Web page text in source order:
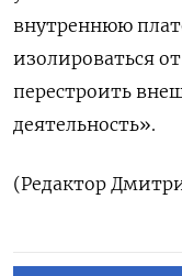
внутреннюю
изолироваться
перестроить
деятельность».
(Редактор